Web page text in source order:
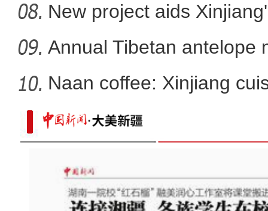
陈瑞峰：外出就业的新疆群众全部基
存在所谓的“强制迁徙
f
New project aids
Annual Tibetan antelope
Naan coffee: Xinjiang